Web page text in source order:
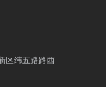
区纬五路路西